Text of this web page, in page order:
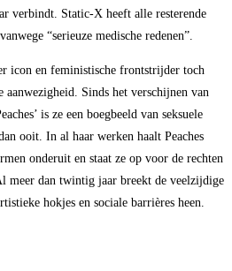
verbindt. Static-X heeft alle resterende
“serieuze medische redenen”.
icon en feministische frontstrijder toch
aanwezigheid. Sinds het verschijnen van
is ze een boegbeeld van seksuele
ooit. In al haar werken haalt Peaches
onderuit en staat ze op voor de rechten
meer dan twintig jaar breekt de veelzijdige
hokjes en sociale barrières heen.